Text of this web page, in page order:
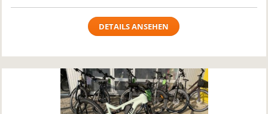
DETAILS ANSEHEN